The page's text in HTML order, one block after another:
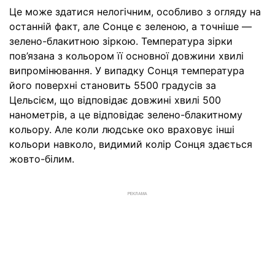
Це може здатися нелогічним, особливо з огляду на
останній факт, але Сонце є зеленою, а точніше —
зелено-блакитною зіркою. Температура зірки
пов’язана з кольором її основної довжини хвилі
випромінювання. У випадку Сонця температура
його поверхні становить 5500 градусів за
Цельсієм, що відповідає довжині хвилі 500
нанометрів, а це відповідає зелено-блакитному
кольору. Але коли людське око враховує інші
кольори навколо, видимий колір Сонця здається
жовто-білим.
РЕКЛАМА